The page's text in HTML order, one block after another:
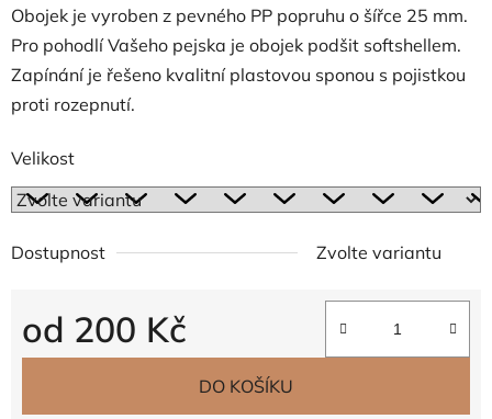
Obojek je vyroben z pevného PP popruhu o šířce 25 mm.
Pro pohodlí Vašeho pejska je obojek podšit softshellem.
Zapínání je řešeno kvalitní plastovou sponou s pojistkou
proti rozepnutí.
Velikost
Dostupnost Zvolte variantu
od 200 Kč
Měrná cena:
DO KOŠÍKU